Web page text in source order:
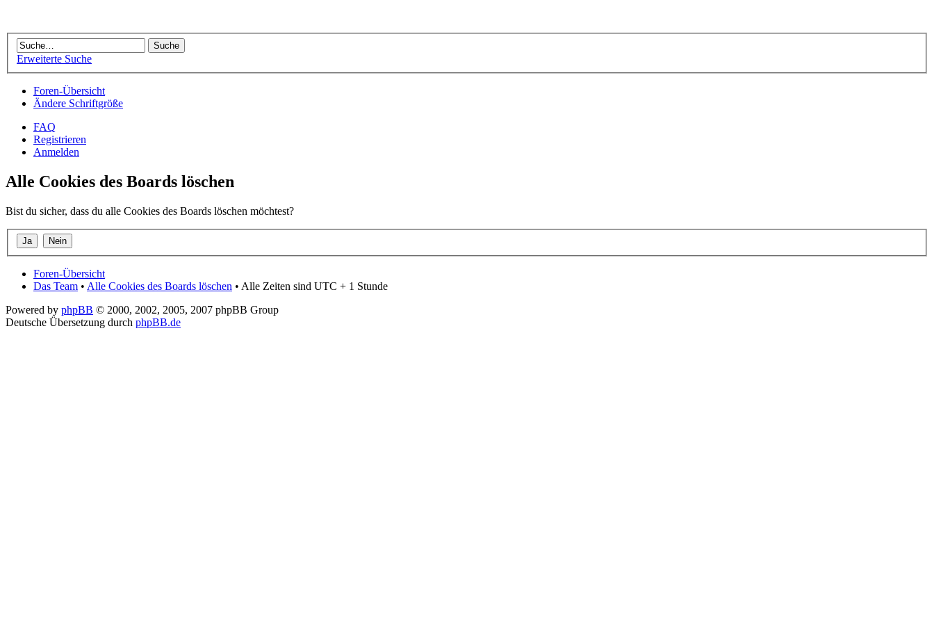
Erweiterte Suche
Foren-Übersicht
Ändere Schriftgröße
FAQ
Registrieren
Anmelden
Alle Cookies des Boards löschen
Bist du sicher, dass du alle Cookies des Boards löschen möchtest?
Foren-Übersicht
Das Team • Alle Cookies des Boards löschen • Alle Zeiten sind UTC + 1 Stunde
Powered by phpBB © 2000, 2002, 2005, 2007 phpBB Group
Deutsche Übersetzung durch phpBB.de